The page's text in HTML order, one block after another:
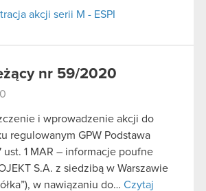
akcji serii M - ESPI
nr 59/2020
i wprowadzenie akcji do
regulowanym GPW Podstawa
ust. 1 MAR – informacje poufne
S.A. z siedzibą w Warszawie
w nawiązaniu do… Czytaj